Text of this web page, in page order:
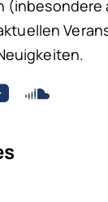
(inbesondere